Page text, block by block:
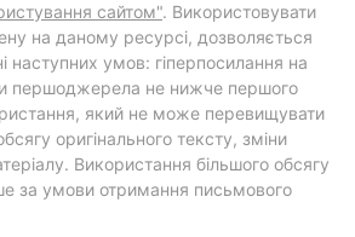
сайтом". Використовувати
на даному ресурсі, дозволяється
наступних умов: гіперпосилання на
першоджерела не нижче першого
який не може перевищувати
оригінального тексту, зміни
Використання більшого обсягу
за умови отримання письмового